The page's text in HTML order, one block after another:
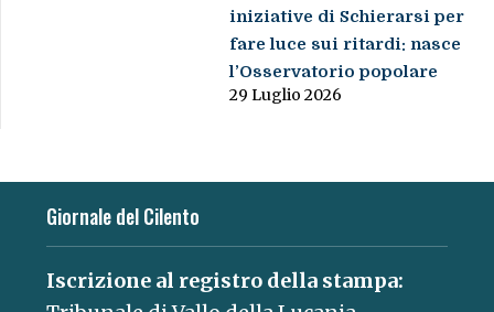
iniziative di Schierarsi per
fare luce sui ritardi: nasce
l’Osservatorio popolare
29 Luglio 2026
Giornale del Cilento
Iscrizione al registro della stampa: